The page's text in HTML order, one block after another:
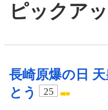
ピックア
長崎原爆の日
とう
25